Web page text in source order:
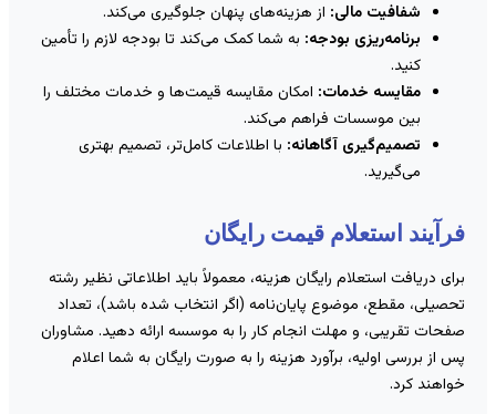
شفافیت مالی: از هزینه‌های پنهان جلوگیری می‌کند.
برنامه‌ریزی بودجه:به شما کمک می‌کند تا بودجه لازم را تأمین
مقایسه خدمات:امکان مقایسه قیمت‌ها و خدمات مختلف را
بین موسسات فراهم می‌کند.
تصمیم‌گیری آگاهانه:با اطلاعات کامل‌تر، تصمیم بهتری
می‌گیرید.
استعلام قیمت رایگان
دریافت استعلام رایگان هزینه، معمولاً باید اطلاعاتی نظیر رشته
مقطع، موضوع پایان‌نامه (اگر انتخاب شده باشد)، تعداد
تقریبی، و مهلت انجام کار را به موسسه ارائه دهید. مشاوران
از بررسی اولیه، برآورد هزینه را به صورت رایگان به شما اعلام
کرد.